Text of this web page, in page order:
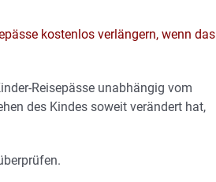
kostenlos verlängern, wenn das
Reisepässe unabhängig vom
des Kindes soweit verändert hat,